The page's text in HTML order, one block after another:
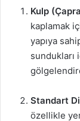
Kulp
kaplamak
yapıya
sundukları
Standart
özellikle